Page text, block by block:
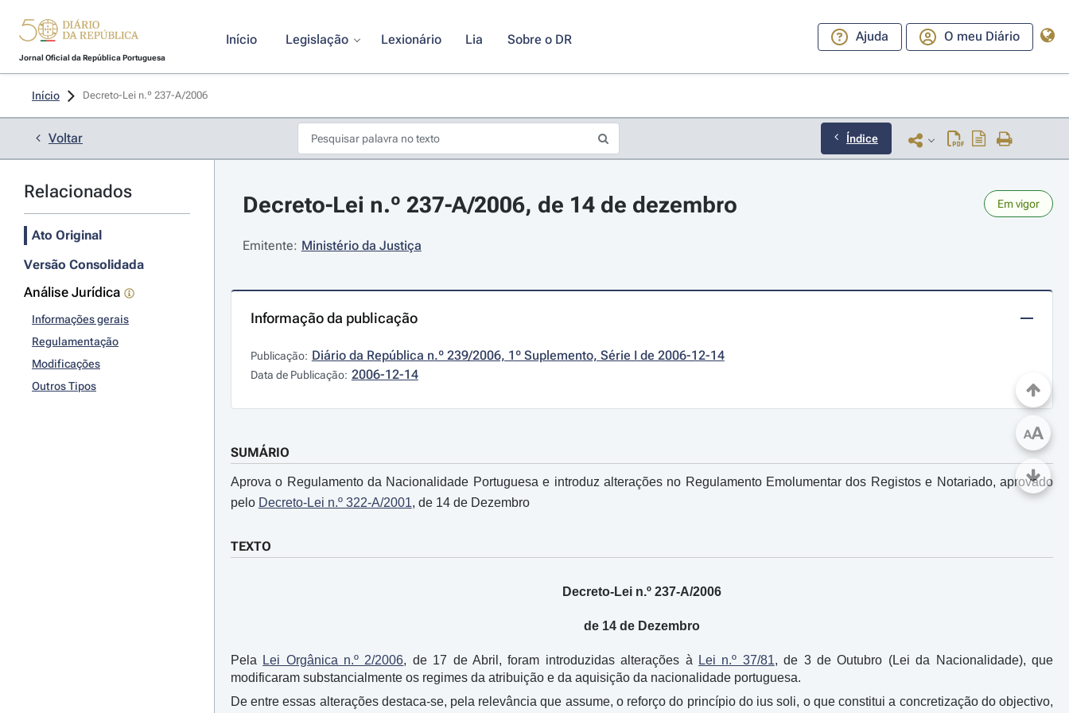
Jornal Oficial da República Portuguesa
Início Legislação Lexionário Lia Sobre o DR Ajuda O meu Diário
Início Decreto-Lei n.º 237-A/2006
Voltar Índice
Relacionados
Ato Original
Versão Consolidada
Análise Jurídica
Informações gerais
Regulamentação
Modificações
Outros Tipos
Decreto-Lei n.º 237-A/2006, de 14 de dezembro Em vigor
Emitente: Ministério da Justiça
Informação da publicação
Publicação: Diário da República n.º 239/2006, 1º Suplemento, Série I de 2006-12-14
Data de Publicação: 2006-12-14
SUMÁRIO
Aprova o Regulamento da Nacionalidade Portuguesa e introduz alterações no Regulamento Emolumentar dos Registos e Notariado, aprovado
pelo Decreto-Lei n.º 322-A/2001, de 14 de Dezembro
TEXTO
Decreto-Lei n.º 237-A/2006
de 14 de Dezembro
Pela Lei Orgânica n.º 2/2006, de 17 de Abril, foram introduzidas alterações à Lei n.º 37/81, de 3 de Outubro (Lei da Nacionalidade), que
modificaram substancialmente os regimes da atribuição e da aquisição da nacionalidade portuguesa.
De entre essas alterações destaca-se, pela relevância que assume, o reforço do princípio do ius soli, o que constitui a concretização do objectivo,
AA